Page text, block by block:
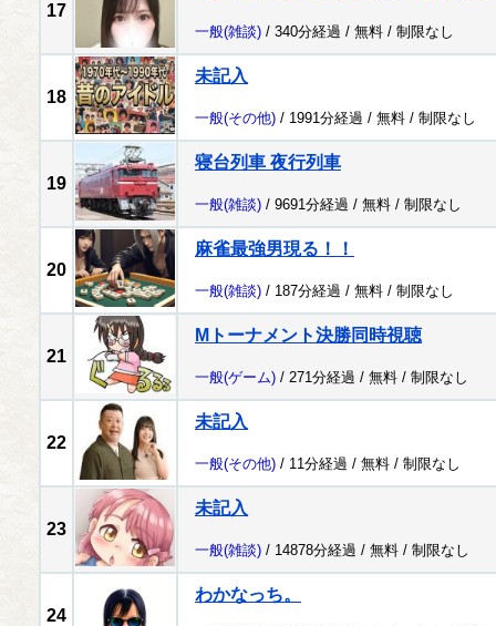
17
一般(雑談) / 340分経過 / 無料 / 制限なし
18
未記入
一般(その他) / 1991分経過 / 無料 / 制限なし
19
寝台列車 夜行列車
一般(雑談) / 9691分経過 / 無料 / 制限なし
20
麻雀最強男現る！！
一般(雑談) / 187分経過 / 無料 / 制限なし
21
Mトーナメント決勝同時視聴
一般(ゲーム) / 271分経過 / 無料 / 制限なし
22
未記入
一般(その他) / 11分経過 / 無料 / 制限なし
23
未記入
一般(雑談) / 14878分経過 / 無料 / 制限なし
24
わかなっち。